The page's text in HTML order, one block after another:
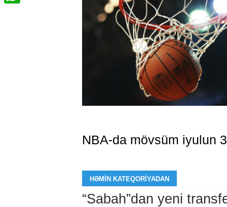
NBA-da mövsüm iyulun
HƏMIN KATEQORIYADAN
“Sabah”dan yeni